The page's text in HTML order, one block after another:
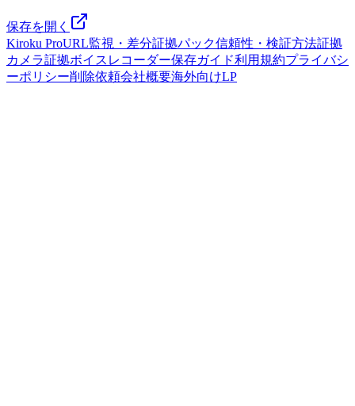
保存を開く
Kiroku ProURL監視・差分証拠パック信頼性・検証方法証拠
カメラ証拠ボイスレコーダー保存ガイド利用規約プライバシ
ーポリシー削除依頼会社概要海外向けLP